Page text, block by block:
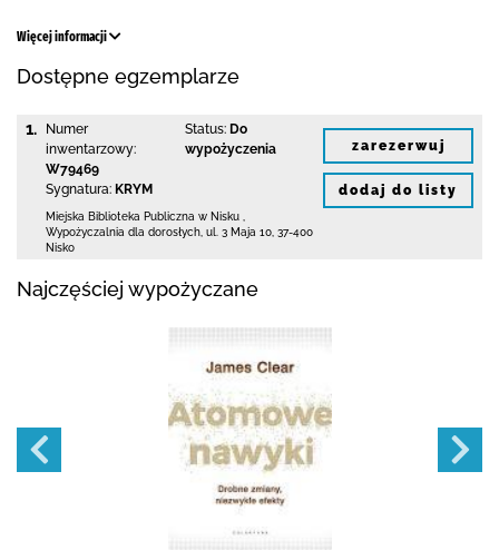
Więcej informacji
Dostępne egzemplarze
1.
Numer
inwentarzowy:
W79469
Sygnatura: KRYM
Status: Do
wypożyczenia
Miejska Biblioteka Publiczna w Nisku
Wypożyczalnia dla dorosłych, ul. 3 Maja 10 37-400
Nisko
zarezerwuj
dodaj do listy
Najczęściej wypożyczane